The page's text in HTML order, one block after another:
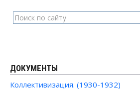
ДОКУМЕНТЫ
Коллективизация. (1930-1932)